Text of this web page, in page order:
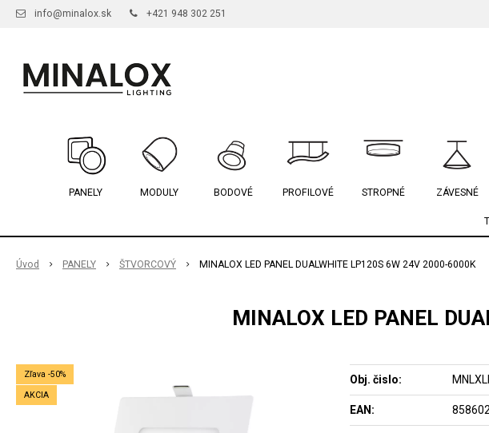
info@minalox.sk +421 948 302 251
PANELY MODULY BODOVÉ PROFILOVÉ STROPNÉ ZÁVESNÉ
Úvod PANELY ŠTVORCOVÝ MINALOX LED PANEL DUALWHITE LP120S 6W 24V 2000-6000K
MINALOX LED PANEL
Zľava -50%
AKCIA
Obj. čislo:
EAN: